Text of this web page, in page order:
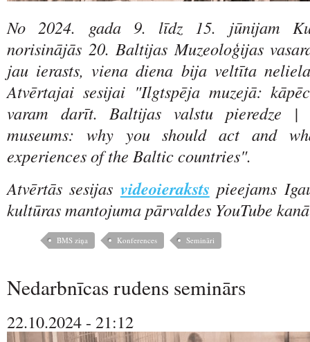
No 2024. gada 9. līdz 15. jūnijam
norisinājās 20. Baltijas Muzeoloģijas
jau ierasts, viena diena bija veltīta
Atvērtajai sesijai "Ilgtspēja muzejā:
varam darīt. Baltijas valstu pieredze |
museums: why you should act and
experiences of the Baltic countries".
Atvērtās sesijas videoieraksts pieejams
kultūras mantojuma pārvaldes YouTube
BMS ziņa Konferences Semināri
Nedarbnīcas rudens seminārs
22.10.2024 - 21:12